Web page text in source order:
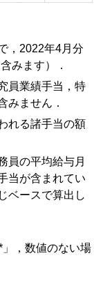
，2022年4月分
みます）．
員業績手当，特
みません．
れる諸手当の額
員の平均給与月
当が含まれてい
ベースで算出し
，数値のない場